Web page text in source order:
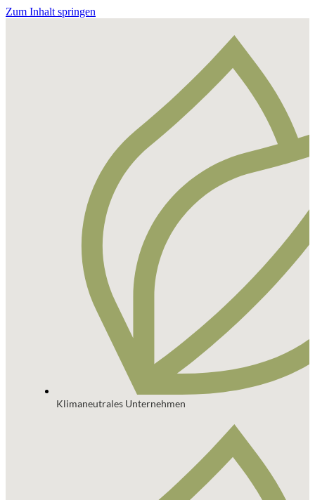
Zum Inhalt springen
Klimaneutrales Unternehmen